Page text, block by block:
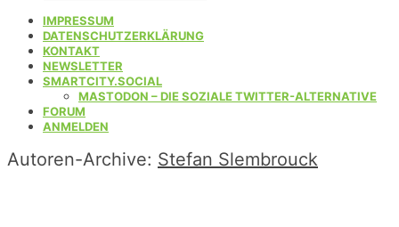
IMPRESSUM
DATENSCHUTZERKLÄRUNG
KONTAKT
NEWSLETTER
SMARTCITY.SOCIAL
MASTODON – DIE SOZIALE TWITTER-ALTERNATIVE
FORUM
ANMELDEN
Autoren-Archive: Stefan Slembrouck